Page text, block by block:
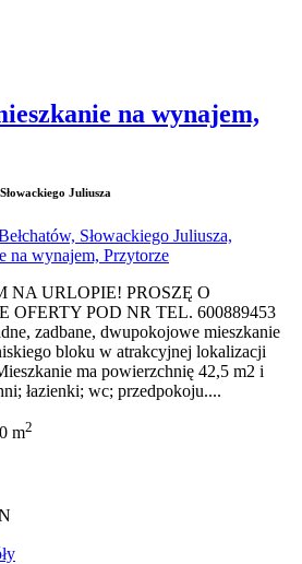
na wynajem,
Juliusza
NA URLOPIE! PROSZĘ O
OFERTY POD NR TEL. 600889453
zadbane, dwupokojowe mieszkanie
bloku w atrakcyjnej lokalizacji
ma powierzchnię 42,5 m2 i
łazienki; wc; przedpokoju....
m2